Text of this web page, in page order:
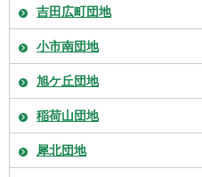
吉田広町団地
小市南団地
旭ケ丘団地
稲荷山団地
犀北団地